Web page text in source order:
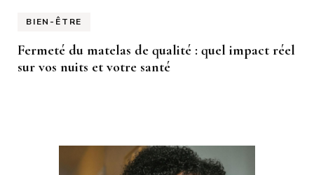
BIEN-ÊTRE
Fermeté du matelas de qualité : quel impact réel
sur vos nuits et votre santé